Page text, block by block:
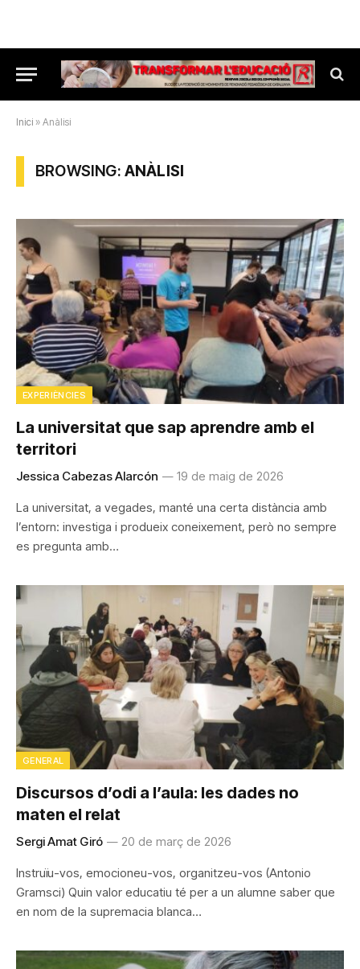
Inici » Anàlisi
BROWSING: ANÀLISI
EXPERIÈNCIES
La universitat que sap aprendre amb el
territori
Jessica Cabezas Alarcón 19 de maig de 2026
La universitat, a vegades, manté una certa distància amb
l’entorn: investiga i produeix coneixement, però no sempre
es pregunta amb…
GENERAL
Discursos d’odi a l’aula: les dades no
maten el relat
Sergi Amat Giró 20 de març de 2026
Instruïu-vos, emocioneu-vos, organitzeu-vos (Antonio
Gramsci) Quin valor educatiu té per a un alumne saber que
en nom de la supremacia blanca…